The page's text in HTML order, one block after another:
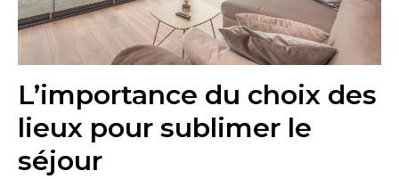
L’importance du choix des
lieux pour sublimer le
séjour